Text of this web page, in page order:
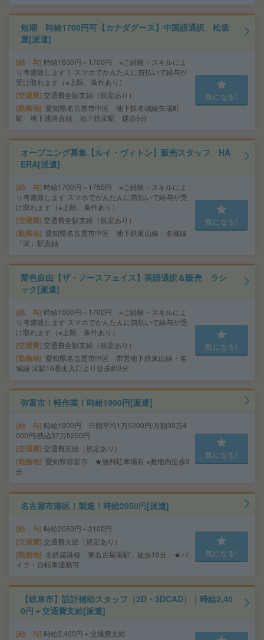
短期 時給1700円可【カナダグース】中国語通訳 松坂
屋[派遣]
給 与 時給1600円～1700円 ※ご経験・スキルによ
り考慮致します！ スマホでかんたんに前払いで給与が
受け取れます（※上限、条件あり）
交通費 交通費全額支給（規定あり）
勤務地 愛知県名古屋市中区 地下鉄名城線矢場町
駅 地下通路直結、地下鉄栄駅 徒歩5分
気になる!
オープニング募集【ルイ・ヴィトン】販売スタッフ HA
ERA[派遣]
給 与 時給1700円～1750円 ※ご経験・スキルによ
り考慮致します スマホでかんたんに前払いで給与が受
け取れます（※上限、条件あり）
交通費 交通費全額支給（規定あり）
勤務地 愛知県名古屋市中区 地下鉄東山線・名城線
「栄」駅直結
気になる!
髪色自由【ザ・ノースフェイス】英語通訳＆販売 ラシ
ック[派遣]
給 与 時給1500円～1700円 ※ご経験・スキルによ
り考慮致します スマホでかんたんに前払いで給与が受
け取れます（※上限、条件あり）
交通費 交通費全額支給（規定あり）
勤務地 愛知県名古屋市中区 市営地下鉄東山線・名
城線 栄駅16番出入口より徒歩約3分
気になる!
弥富市！軽作業！時給1900円[派遣]
給 与 時給1900円 日額平均1万5200円/月額30万4
000円/残込37万5250円
交通費 交通費支給（規定あり）
勤務地 愛知県弥富市 ★無料駐車場有 ※敷地内徒歩3
分
気になる!
名古屋市港区！製造！時給2050円[派遣]
給 与 時給2050円～2100円
交通費 交通費支給（規定あり）
勤務地 名鉄築港線「東名古屋港駅」徒歩10分 ★バ
イク・自転車通勤可
気になる!
【岐阜市】設計補助スタッフ（2D・3DCAD）｜時給2,40
0円＋交通費支給[派遣]
給 与 時給2,400円＋交通費支給